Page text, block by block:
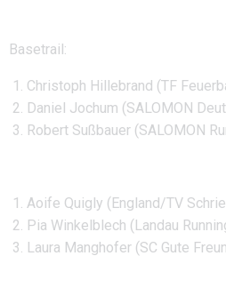
Basetrail:
Christoph Hillebrand (TF
Daniel Jochum (SALOMON
Robert Sußbauer (SALOMON
Aoife Quigly (England/TV
Pia Winkelblech (Landau
Laura Manghofer (SC Gute